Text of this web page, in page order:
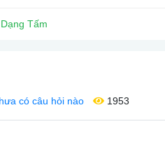
Tấm
có câu hỏi nào 1953